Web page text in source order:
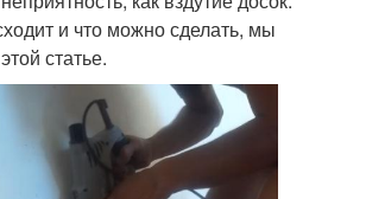
и что можно сделать, мы
статье.